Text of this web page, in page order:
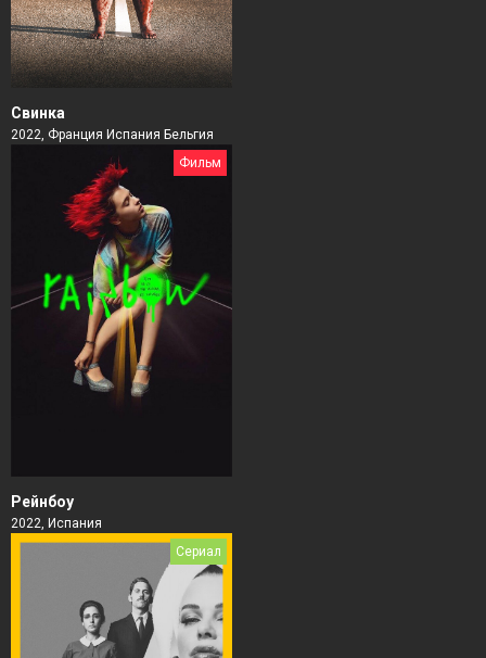
Свинка
2022, Франция Испания Бельгия
Фильм
Рейнбоу
2022, Испания
Сериал